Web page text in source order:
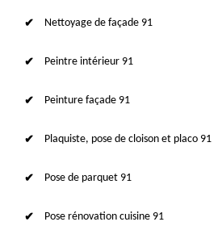
Nettoyage de façade 91
Peintre intérieur 91
Peinture façade 91
Plaquiste, pose de cloison et placo 91
Pose de parquet 91
Pose rénovation cuisine 91